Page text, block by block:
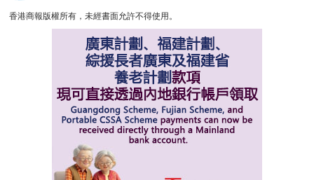
香港商報版權所有，未經書面允許不得使用。